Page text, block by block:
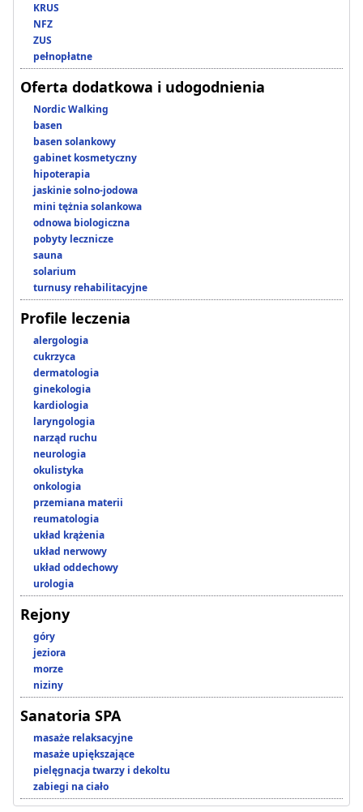
KRUS
NFZ
ZUS
pełnopłatne
Oferta dodatkowa i udogodnienia
Nordic Walking
basen
basen solankowy
gabinet kosmetyczny
hipoterapia
jaskinie solno-jodowa
mini tężnia solankowa
odnowa biologiczna
pobyty lecznicze
sauna
solarium
turnusy rehabilitacyjne
Profile leczenia
alergologia
cukrzyca
dermatologia
ginekologia
kardiologia
laryngologia
narząd ruchu
neurologia
okulistyka
onkologia
przemiana materii
reumatologia
układ krążenia
układ nerwowy
układ oddechowy
urologia
Rejony
góry
jeziora
morze
niziny
Sanatoria SPA
masaże relaksacyjne
masaże upiększające
pielęgnacja twarzy i dekoltu
zabiegi na ciało